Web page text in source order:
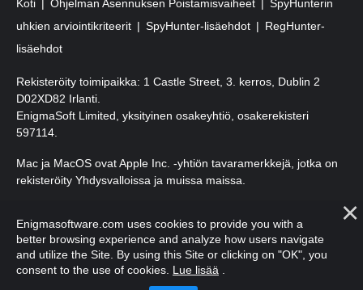
Koti Ohjelman Asennuksen Poistamisvaiheet
SpyHunterin
uhkien arviointikriteerit
SpyHunter-lisäehdot
RegHunter-
lisäehdot
Rekisteröity toimipaikka: 1 Castle Street, 3. kerros, Dublin 2
D02XD82 Irlanti.
EnigmaSoft Limited, yksityinen osakeyhtiö, osakerekisteri
597114.
Mac ja MacOS ovat Apple Inc. -yhtiön tavaramerkkejä, jotka on
rekisteröity Yhdysvalloissa ja muissa maissa.
pidätetään.
Enigmasoftware.com uses cookies to provide you with a
better browsing experience and analyze how users navigate
and utilize the Site. By using this Site or clicking on "OK", you
consent to the use of cookies. Lue lisää